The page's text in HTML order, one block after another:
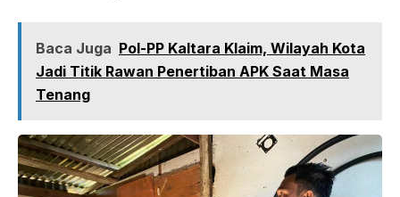
Baca Juga Pol-PP Kaltara Klaim, Wilayah Kota
Jadi Titik Rawan Penertiban APK Saat Masa
Tenang